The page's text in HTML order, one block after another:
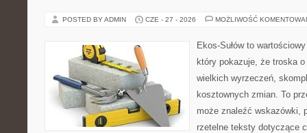
POSTED BY ADMIN CZE - 27 - 2026 MOŻLIWOŚĆ
Ekos-Sułów to
który pokazuje, że troska
wielkich wyrzeczeń,
kosztownych zmian. To
może znaleźć wskazówki,
rzetelne teksty dotyczące